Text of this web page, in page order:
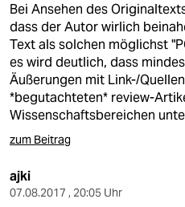
Bei Ansehen des
dass der Autor wirlich
Text als solchen möglichst
es wird deutlich, dass
Äußerungen mit Link-/
*begutachteten* review-
Wissenschaftsbereichen
zum Beitrag
ajki
07.08.2017 , 20:05 Uhr